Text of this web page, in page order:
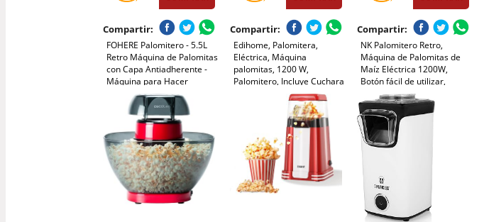
Compartir:
FOHERE Palomitero - 5.5L
Retro Máquina de Palomitas
con Capa Antiadherente -
Máquina para Hacer
Palomitas de Maíz Fácil de
Usar - Silencioso y
Rápido(entre 4 min) (Rojo)
Compartir:
Edihome, Palomitera,
Eléctrica, Máquina
palomitas, 1200 W,
Palomitero, Incluye Cuchara
Dosificadora, Palomitas de
Maíz listas en 2 minutos,
Popcorn (Rojo)
Compartir:
NK Palomitero Retro,
Máquina de Palomitas de
Maíz Eléctrica 1200W,
Botón fácil de utilizar,
Preparación listas en 2
minutos, Aire Caliente,
Tamaño 0,3L, Portable,
Ideal para Casa